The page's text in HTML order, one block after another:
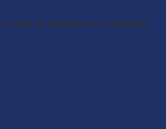
noget og sammen kan vi det hele"